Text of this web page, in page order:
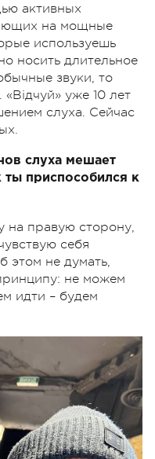
активных
на мощные
используешь
носить длительное
звуки, то
уже 10 лет
слуха. Сейчас
слуха мешает
ты приспособился к
на правую сторону,
себя
этом не думать,
не можем
идти – будем